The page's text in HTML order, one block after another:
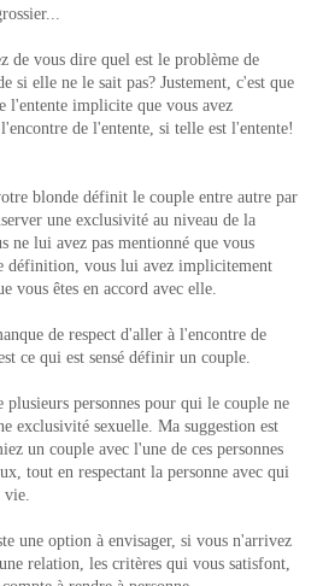
de vous dire quel est le problème de
si elle ne le sait pas? Justement, c'est que
l'entente implicite que vous avez
de l'entente, si telle est l'entente!
blonde définit le couple entre autre par
une exclusivité au niveau de la
ne lui avez pas mentionné que vous
définition, vous lui avez implicitement
vous êtes en accord avec elle.
de respect d'aller à l'encontre de
ce qui est sensé définir un couple.
plusieurs personnes pour qui le couple ne
exclusivité sexuelle. Ma suggestion est
un couple avec l'une de ces personnes
tout en respectant la personne avec qui
vie.
une option à envisager, si vous n'arrivez
relation, les critères qui vous satisfont,